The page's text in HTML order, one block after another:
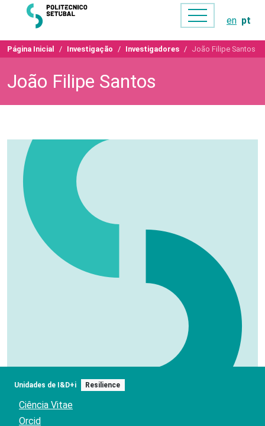
en pt
Página Inicial Investigação Investigadores João Filipe Santos
João Filipe Santos
Unidades de I&D+i Resilience
Ciência Vitae
Orcid